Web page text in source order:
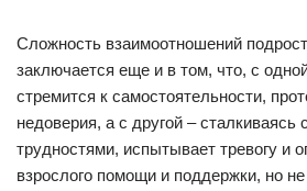
Сложность взаимоотношений
заключается еще и в том, что, с
стремится к самостоятельности,
недоверия, а с другой –
трудностями, испытывает тревогу и
взрослого помощи и поддержки, но не